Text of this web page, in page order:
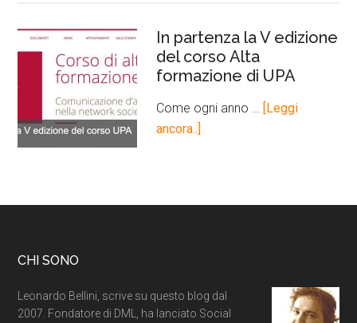
In partenza la V edizione
del corso Alta
formazione di UPA
Come ogni anno … [Leggi
ancora..]
CHI SONO
Leonardo Bellini, scrive su questo blog dal
2007. Fondatore di DML, ha lanciato Social